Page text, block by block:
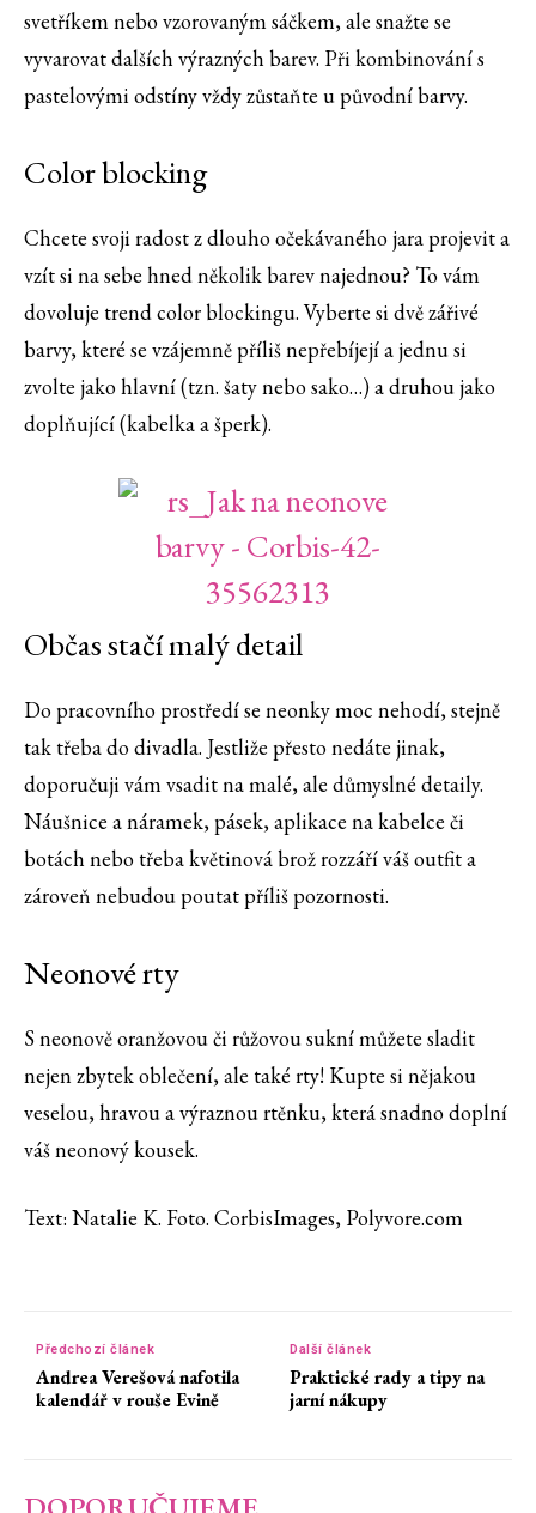
svetříkem nebo vzorovaným sáčkem, ale snažte se
vyvarovat dalších výrazných barev. Při kombinování s
pastelovými odstíny vždy zůstaňte u původní barvy.
Color blocking
Chcete svoji radost z dlouho očekávaného jara projevit a
vzít si na sebe hned několik barev najednou? To vám
dovoluje trend color blockingu. Vyberte si dvě zářivé
barvy, které se vzájemně příliš nepřebíjejí a jednu si
zvolte jako hlavní (tzn. šaty nebo sako…) a druhou jako
doplňující (kabelka a šperk).
Občas stačí malý detail
Do pracovního prostředí se neonky moc nehodí, stejně
tak třeba do divadla. Jestliže přesto nedáte jinak,
doporučuji vám vsadit na malé, ale důmyslné detaily.
Náušnice a náramek, pásek, aplikace na kabelce či
botách nebo třeba květinová brož rozzáří váš outfit a
zároveň nebudou poutat příliš pozornosti.
Neonové rty
S neonově oranžovou či růžovou sukní můžete sladit
nejen zbytek oblečení, ale také rty! Kupte si nějakou
veselou, hravou a výraznou rtěnku, která snadno doplní
váš neonový kousek.
Text: Natalie K. Foto. CorbisImages, Polyvore.com
Předchozí článek
Andrea Verešová nafotila
kalendář v rouše Evině
Další článek
Praktické rady a tipy na
jarní nákupy